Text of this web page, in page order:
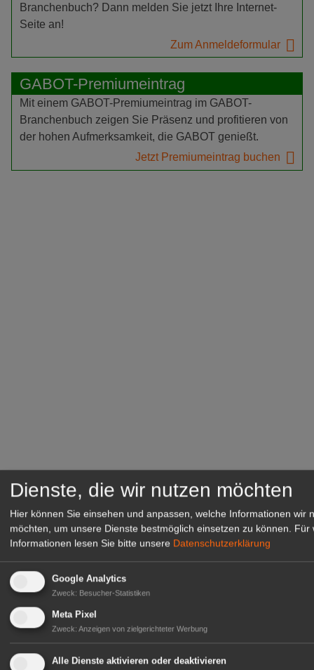
Branchenbuch? Dann melden Sie jetzt Ihre Internet-
Seite an!
Zum Anmeldeformular
GABOT-Premiumeintrag
Mit einem GABOT-Premiumeintrag im GABOT-
Branchenbuch zeigen Sie Präsenz und profitieren von
der hohen Aufmerksamkeit, die GABOT genießt.
Jetzt Premiumeintrag buchen
Dienste, die wir nutzen möchten
Hier können Sie einsehen und anpassen, welche Informationen wir
möchten, um unsere Dienste bestmöglich einsetzen zu können. Für
Informationen lesen Sie bitte unsere Datenschutzerklärung
Google Analytics
Zweck: Besucher-Statistiken
Meta Pixel
Zweck: Anzeigen von zielgerichteter Werbung
Alle Dienste aktivieren oder deaktivieren